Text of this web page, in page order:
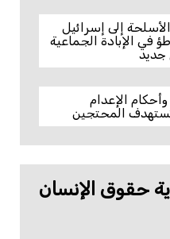
إلى إسرائيل
في الإبادة الجماعية
جديد
الإعدام
تستهدف المحتجين
حقوق الإنسان